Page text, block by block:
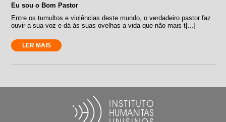
Eu sou o Bom Pastor
Entre os tumultos e violências deste mundo, o verdadeiro pastor faz
ouvir a sua voz e dá às suas ovelhas a vida que não mais t[...]
LER MAIS